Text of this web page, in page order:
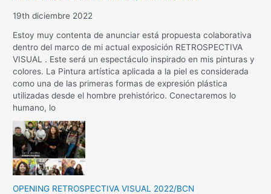
19th diciembre 2022
Estoy muy contenta de anunciar está propuesta colaborativa
dentro del marco de mi actual exposición RETROSPECTIVA
VISUAL . Este será un espectáculo inspirado en mis pinturas y
colores. La Pintura artística aplicada a la piel es considerada
como una de las primeras formas de expresión plástica
utilizadas desde el hombre prehistórico. Conectaremos lo
humano, lo
OPENING RETROSPECTIVA VISUAL 2022/BCN